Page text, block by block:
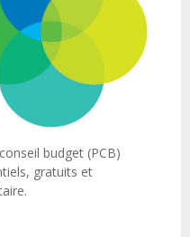
budget (PCB)
gratuits et